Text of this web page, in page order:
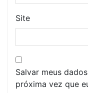
Site
Salvar meus
próxima vez que